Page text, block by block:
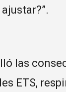
las
ETS,